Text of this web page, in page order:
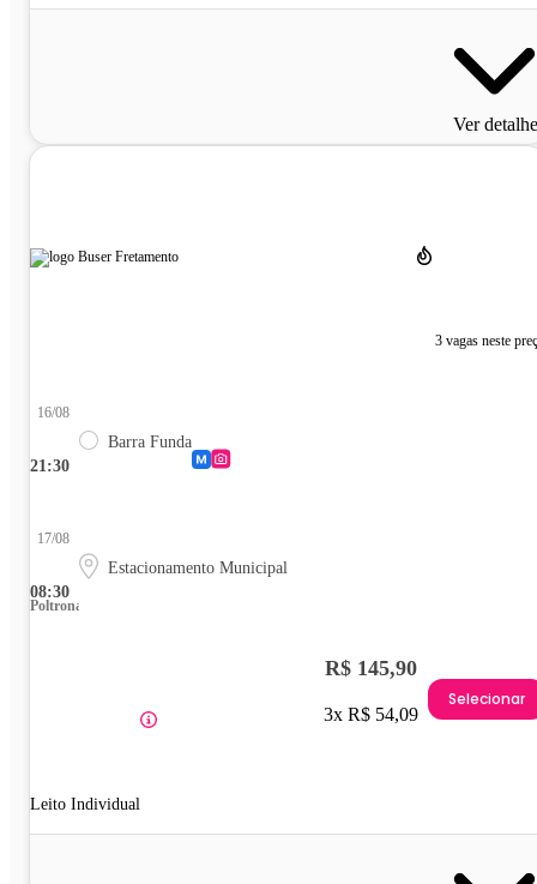
Ver
3 vagas neste
21:30
16/08
Barra Funda
08:30
17/08
Estacionamento Municipal
Poltrona
Leito Individual
R$ 145,90
3x R$ 54,09
Selecionar